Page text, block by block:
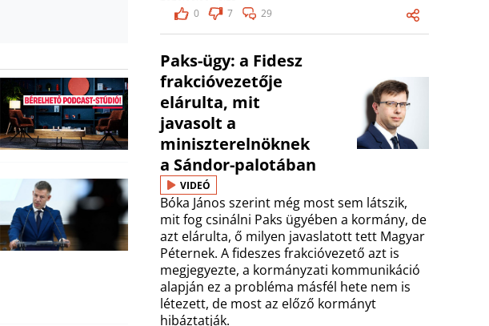
0
7 29
Paks-ügy: a Fidesz
frakcióvezetője
elárulta, mit
javasolt a
miniszterelnöknek
a Sándor-palotában
VIDEÓ
Bóka János szerint még most sem látszik,
mit fog csinálni Paks ügyében a kormány, de
azt elárulta, ő milyen javaslatott tett Magyar
Péternek. A fideszes frakcióvezető azt is
megjegyezte, a kormányzati kommunikáció
alapján ez a probléma másfél hete nem is
létezett, de most az előző kormányt
hibáztatják.